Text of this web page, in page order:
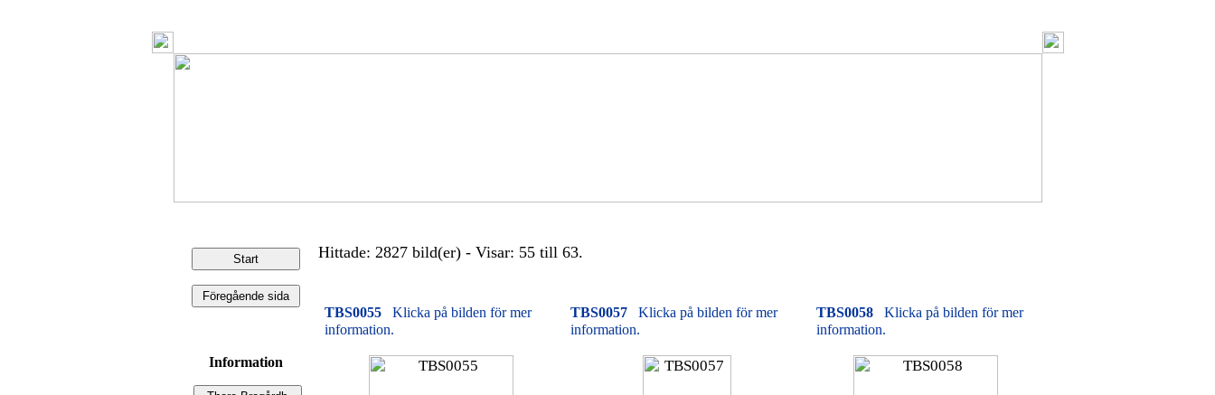
Information
Hittade: 2827 bild(er) - Visar: 55 till 63.
TBS0055
Klicka på bilden för mer
information.
TBS0057
Klicka på bilden för mer
information.
TBS0058
Klicka på bilden för mer
information.